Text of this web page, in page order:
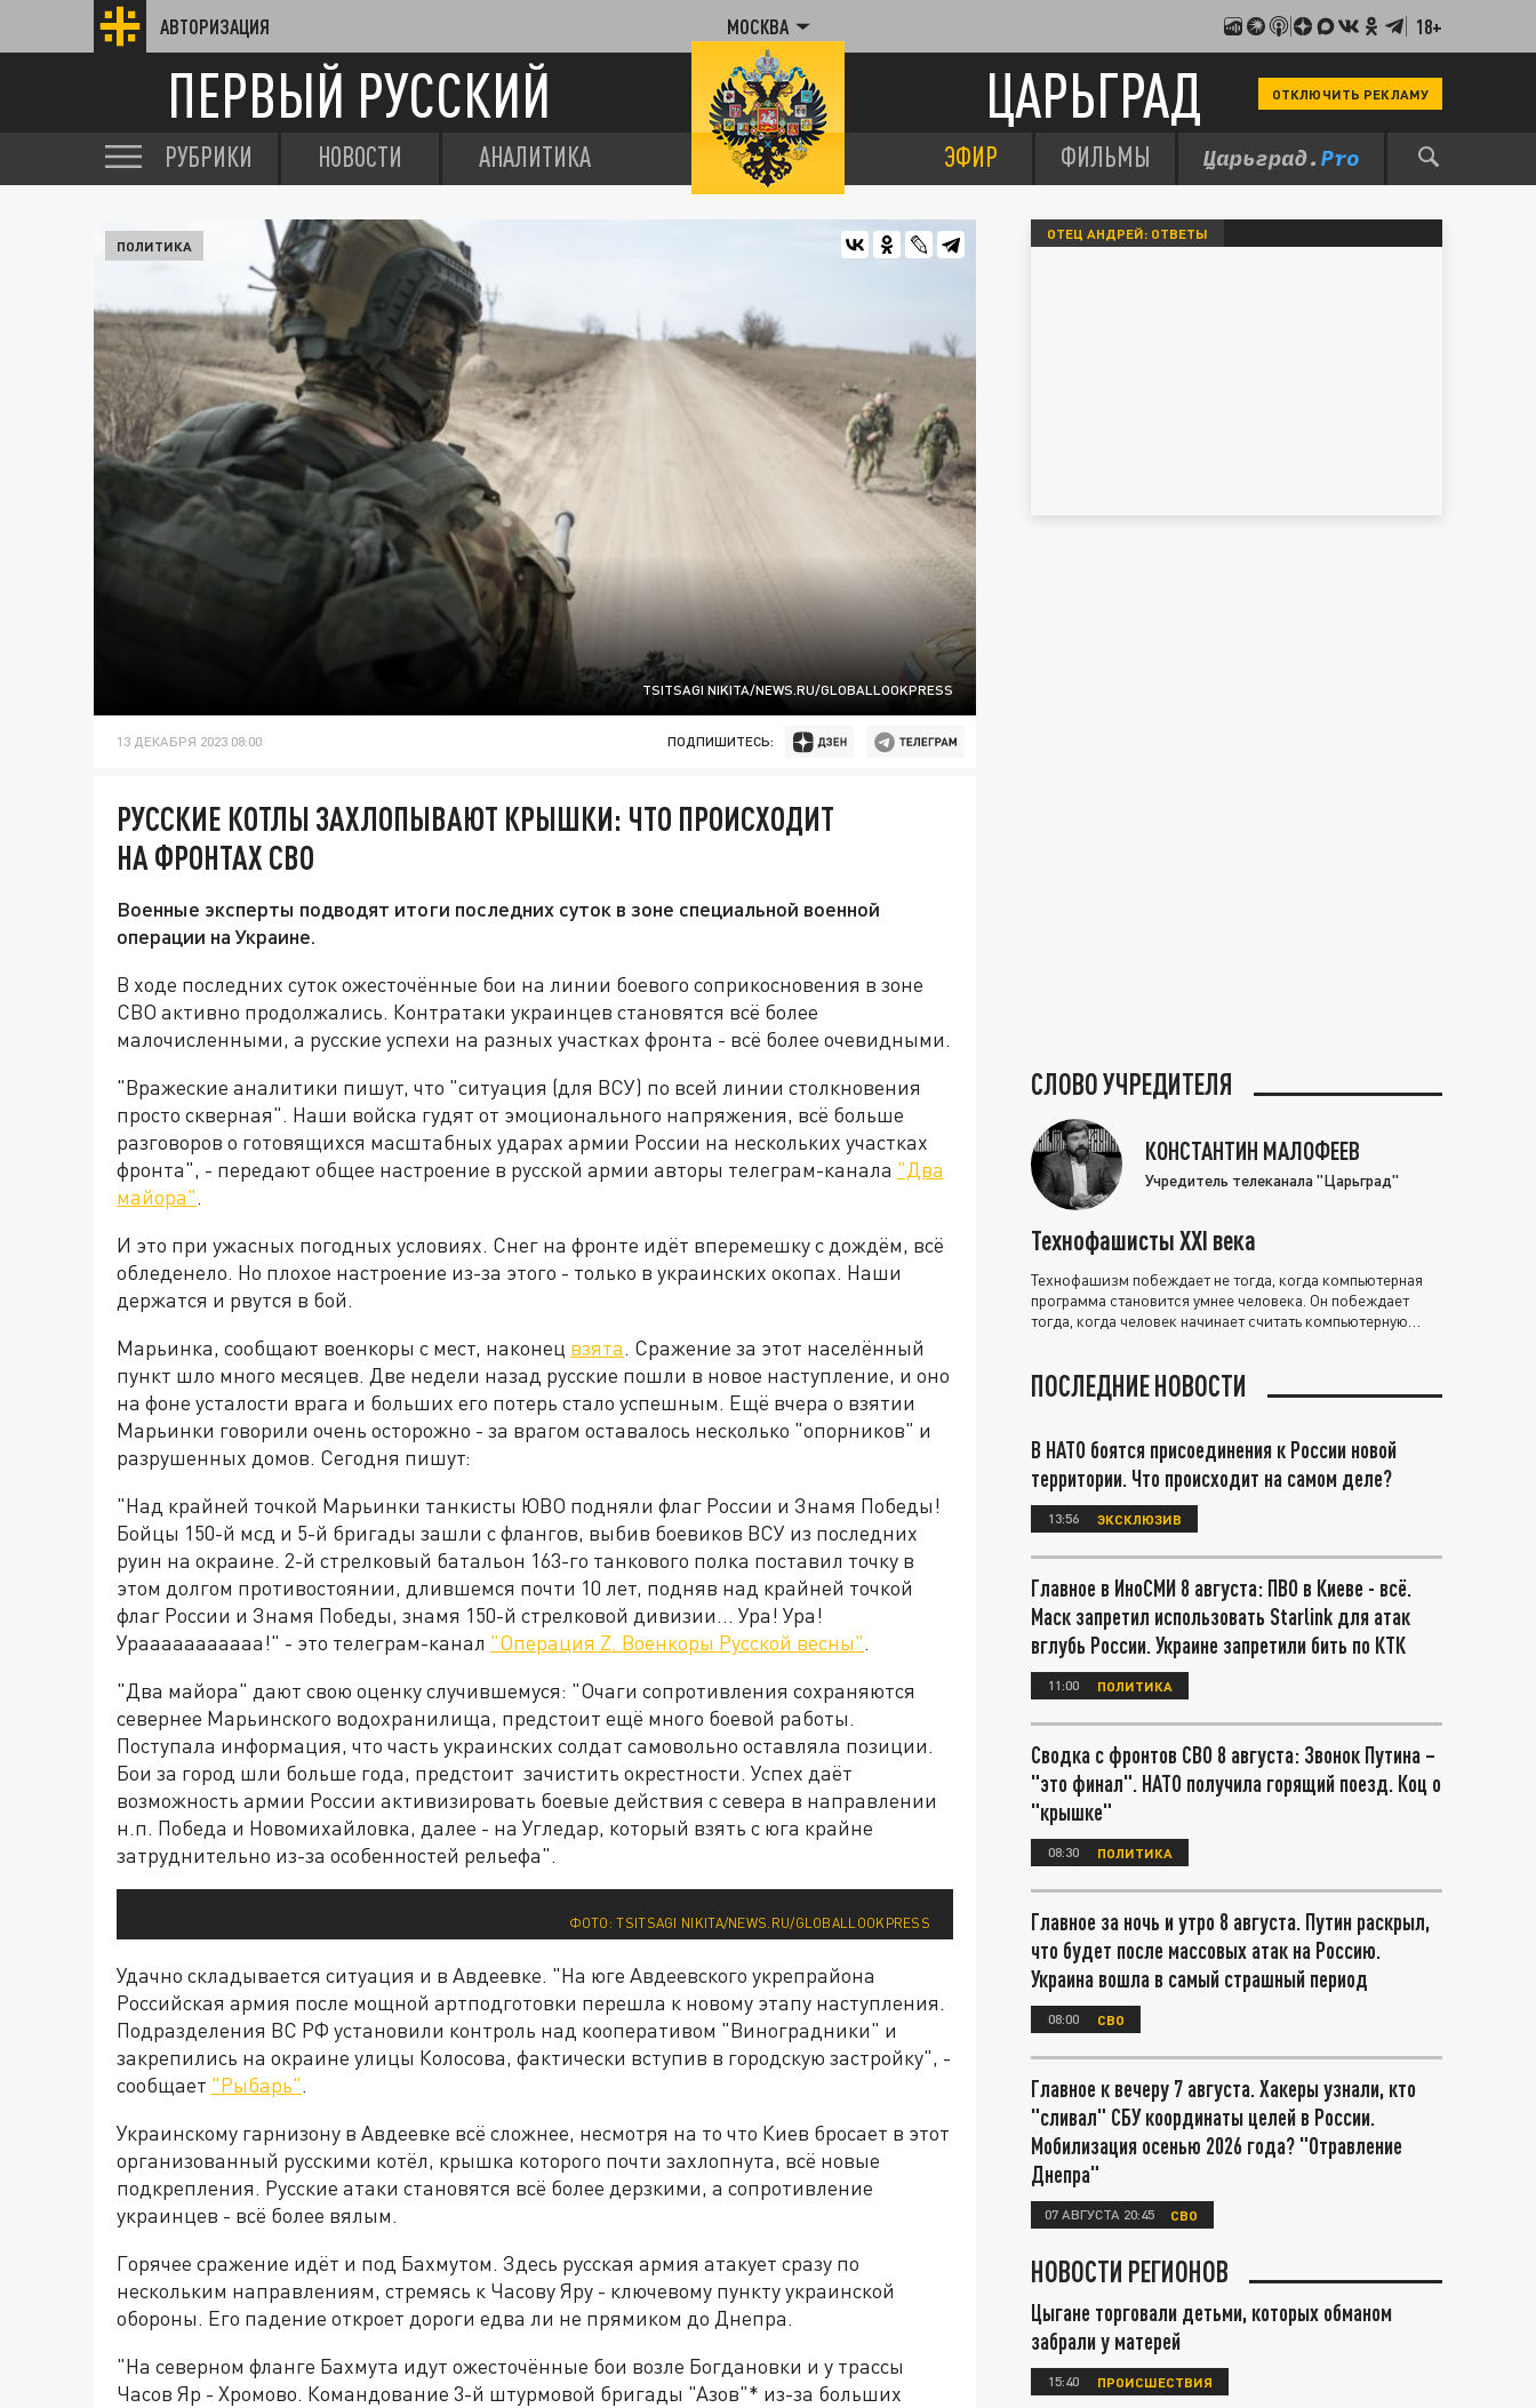
АВТОРИЗАЦИЯ МОСКВА 18+
ПЕРВЫЙ РУССКИЙ ЦАРЬГРАД ОТКЛЮЧИТЬ РЕКЛАМУ
РУБРИКИ НОВОСТИ АНАЛИТИКА ЭФИР ФИЛЬМЫ
TSITSAGI NIKITA/NEWS.RU/GLOBALLOOKPRESS
ПОЛИТИКА
13 ДЕКАБРЯ 2023 08:00 ПОДПИШИТЕСЬ:
РУССКИЕ КОТЛЫ ЗАХЛОПЫВАЮТ КРЫШКИ: ЧТО ПРОИСХОДИТ
НА ФРОНТАХ СВО
Военные эксперты подводят итоги последних суток в зоне специальной военной
операции на Украине.
В ходе последних суток ожесточённые бои на линии боевого соприкосновения в зоне
СВО активно продолжались. Контратаки украинцев становятся всё более
малочисленными, а русские успехи на разных участках фронта - всё более очевидными.
"Вражеские аналитики пишут, что "ситуация (для ВСУ) по всей линии столкновения
просто скверная". Наши войска гудят от эмоционального напряжения, всё больше
разговоров о готовящихся масштабных ударах армии России на нескольких участках
фронта", - передают общее настроение в русской армии авторы телеграм-канала "Два
майора".
И это при ужасных погодных условиях. Снег на фронте идёт вперемешку с дождём, всё
обледенело. Но плохое настроение из-за этого - только в украинских окопах. Наши
держатся и рвутся в бой.
Марьинка, сообщают военкоры с мест, наконец взята. Сражение за этот населённый
пункт шло много месяцев. Две недели назад русские пошли в новое наступление, и оно
на фоне усталости врага и больших его потерь стало успешным. Ещё вчера о взятии
Марьинки говорили очень осторожно - за врагом оставалось несколько "опорников" и
разрушенных домов. Сегодня пишут:
"Над крайней точкой Марьинки танкисты ЮВО подняли флаг России и Знамя Победы!
Бойцы 150-й мсд и 5-й бригады зашли с флангов, выбив боевиков ВСУ из последних
руин на окраине. 2-й стрелковый батальон 163-го танкового полка поставил точку в
этом долгом противостоянии, длившемся почти 10 лет, подняв над крайней точкой
флаг России и Знамя Победы, знамя 150-й стрелковой дивизии... Ура! Ура!
Урааааааааааа!" - это телеграм-канал "Операция Z. Военкоры Русской весны".
"Два майора" дают свою оценку случившемуся: "Очаги сопротивления сохраняются
севернее Марьинского водохранилища, предстоит ещё много боевой работы.
Поступала информация, что часть украинских солдат самовольно оставляла позиции.
Бои за город шли больше года, предстоит зачистить окрестности. Успех даёт
возможность армии России активизировать боевые действия с севера в направлении
н.п. Победа и Новомихайловка, далее - на Угледар, который взять с юга крайне
затруднительно из-за особенностей рельефа".
ФОТО: TSITSAGI NIKITA/NEWS.RU/GLOBALLOOKPRESS
Удачно складывается ситуация и в Авдеевке. "На юге Авдеевского укрепрайона
Российская армия после мощной артподготовки перешла к новому этапу наступления.
Подразделения ВС РФ установили контроль над кооперативом "Виноградники" и
закрепились на окраине улицы Колосова, фактически вступив в городскую застройку", -
сообщает "Рыбарь".
Украинскому гарнизону в Авдеевке всё сложнее, несмотря на то что Киев бросает в этот
организованный русскими котёл, крышка которого почти захлопнута, всё новые
подкрепления. Русские атаки становятся всё более дерзкими, а сопротивление
украинцев - всё более вялым.
Горячее сражение идёт и под Бахмутом. Здесь русская армия атакует сразу по
нескольким направлениям, стремясь к Часову Яру - ключевому пункту украинской
обороны. Его падение откроет дороги едва ли не прямиком до Днепра.
"На северном фланге Бахмута идут ожесточённые бои возле Богдановки и у трассы
Часов Яр - Хромово. Командование 3-й штурмовой бригады "Азов"* из-за больших
ОТЕЦ АНДРЕЙ: ОТВЕТЫ
СЛОВО УЧРЕДИТЕЛЯ
КОНСТАНТИН МАЛОФЕЕВ
Учредитель телеканала "Царьград"
Технофашисты XXI века
Технофашизм побеждает не тогда, когда компьютерная
программа становится умнее человека. Он побеждает
тогда, когда человек начинает считать компьютерную
ПОСЛЕДНИЕ НОВОСТИ
В НАТО боятся присоединения к России новой
территории. Что происходит на самом деле?
13:56 ЭКСКЛЮЗИВ
Главное в ИноСМИ 8 августа: ПВО в Киеве - всё.
Маск запретил использовать Starlink для атак
вглубь России. Украине запретили бить по КТК
11:00 ПОЛИТИКА
Сводка с фронтов СВО 8 августа: Звонок Путина –
"это финал". НАТО получила горящий поезд. Коц о
"крышке"
08:30 ПОЛИТИКА
Главное за ночь и утро 8 августа. Путин раскрыл,
что будет после массовых атак на Россию.
Украина вошла в самый страшный период
08:00 СВО
Главное к вечеру 7 августа. Хакеры узнали, кто
"сливал" СБУ координаты целей в России.
Мобилизация осенью 2026 года? "Отравление
Днепра"
07 АВГУСТА 20:45 СВО
НОВОСТИ РЕГИОНОВ
Цыгане торговали детьми, которых обманом
забрали у матерей
15:40 ПРОИСШЕСТВИЯ